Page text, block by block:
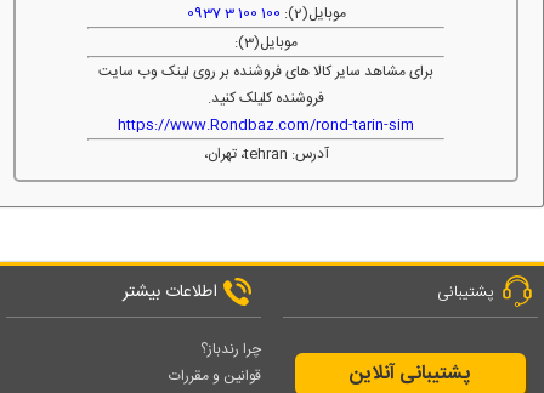
موبایل(2):
100 100 3 0937
موبایل(3):
برای مشاهد سایر کالا های فروشنده بر روی لینک وب سایت
فروشنده کلیلک کنید.
https://www.Rondbaz.com/rond-tarin-sim
آدرس: tehran، تهران،
پشتیبانی
پشتیبانی آنلاین
اطلاعات بیشتر
چرا رندباز؟
قوانین و مقررات